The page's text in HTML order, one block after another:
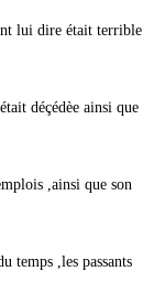
lui dire était terrible
déçédèe ainsi que
,ainsi que son
temps ,les passants